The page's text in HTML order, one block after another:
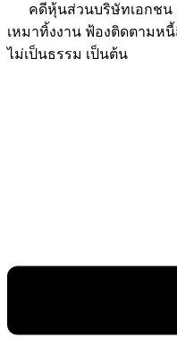
คดีหุ้นส่วนบริษัทเอกชน
เหมาทิ้งงาน ฟ้องติดตามห
ไม่เป็นธรรม เป็นต้น